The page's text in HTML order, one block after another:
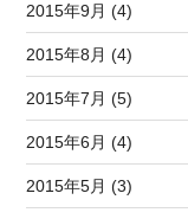
2015年9月 (4)
2015年8月 (4)
2015年7月 (5)
2015年6月 (4)
2015年5月 (3)